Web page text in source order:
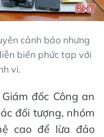
cảnh báo nhưng
biến phức tạp với
vi.
đốc Công an
đối tượng, nhóm
cao để lừa đảo